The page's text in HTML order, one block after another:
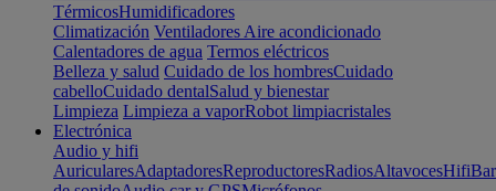
TérmicosHumidificadores
Climatización Ventiladores Aire acondicionado
Calentadores de agua Termos eléctricos
Belleza y salud Cuidado de los hombresCuidado
cabelloCuidado dentalSalud y bienestar
Limpieza Limpieza a vaporRobot limpiacristales
Electrónica
Audio y hifi
AuricularesAdaptadoresReproductoresRadiosAltavocesHifi